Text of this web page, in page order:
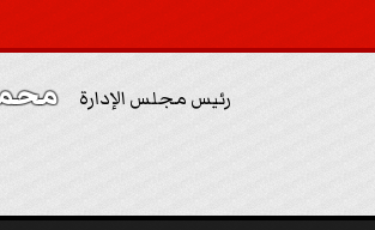
رئيس مجلس الإدارة